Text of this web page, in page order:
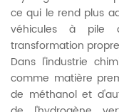
ce qui le rend plus
véhicules à pile
transformation
Dans l'industrie
comme matière
de méthanol et